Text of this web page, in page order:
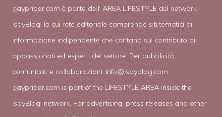
gayprider.com è parte dell' AREA LIFESTYLE del network
IsayBlog! la cui rete editoriale comprende siti tematici di
informazione indipendente che contano sul contributo di
appassionati ed esperti del settore. Per pubblicità,
comunicati e collaborazioni: info@isayblog.com
gayprider.com is part of the LIFESTYLE AREA inside the
IsayBlog! network. For advertising, press releases and other